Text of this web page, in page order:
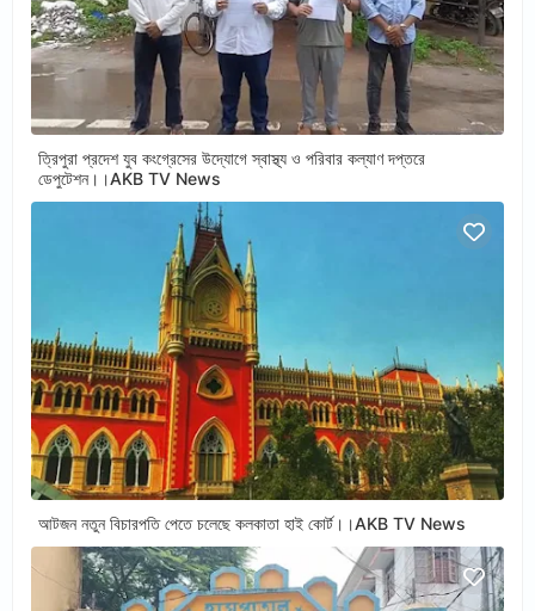
ত্রিপুরা প্রদেশ যুব কংগ্রেসের উদ্যোগে স্বাস্থ্য ও পরিবার কল্যাণ দপ্তরে
ডেপুটেশন।।AKB TV News
আটজন নতুন বিচারপতি পেতে চলেছে কলকাতা হাই কোর্ট।।AKB TV News